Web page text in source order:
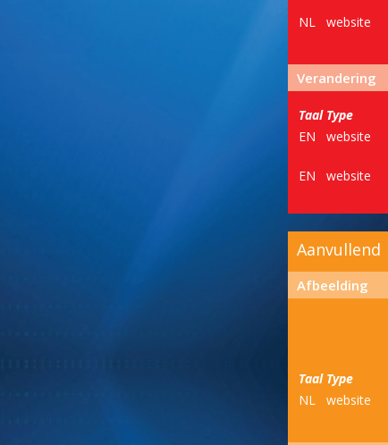
NL
website
Verandering
Taal Type
EN
website
EN
website
Aanvullend
Afbeelding
Taal Type
NL
website